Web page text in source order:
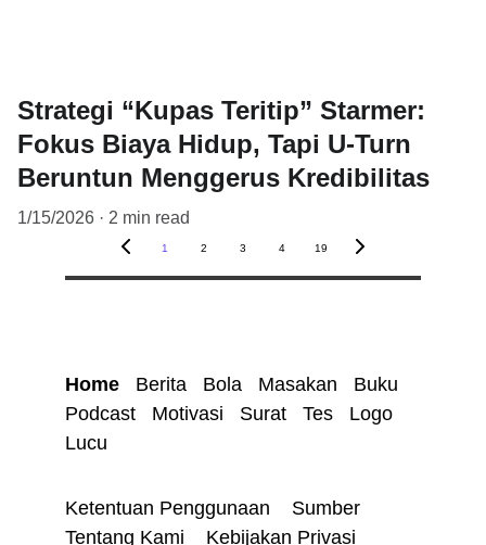
Strategi “Kupas Teritip” Starmer:
Fokus Biaya Hidup, Tapi U-Turn
Beruntun Menggerus Kredibilitas
1/15/2026 2 min read
1 2 3 4 19
Home Berita Bola Masakan
Buku
Podcast
Motivasi Surat Tes
Logo
Lucu
Ketentuan Penggunaan
Sumber
Tentang Kami
Kebijakan Privasi